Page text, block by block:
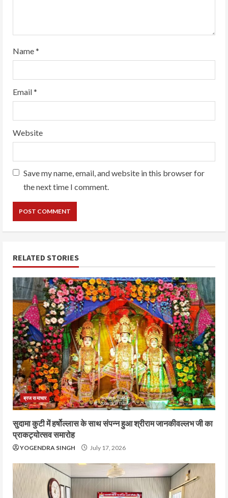
Name*
Email*
Website
Save my name, email, and website in this browser for
the next time I comment.
RELATED STORIES
ब्रज समाचार
सुदामा कुटी में हर्षोल्लास के साथ संपन्न हुआ श्रीराम जानकीवल्लभ जी का
प्राकट्योत्सव समारोह
YOGENDRA SINGH July 17, 2026